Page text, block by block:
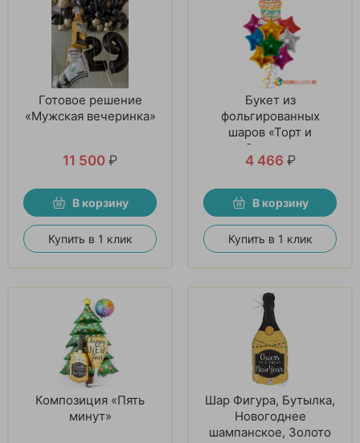
Готовое решение
«Мужская вечеринка»
11 500 ₽
В корзину
Купить в 1 клик
Букет из
фольгированных
шаров «Торт и
Звезды»
4 466 ₽
В корзину
Купить в 1 клик
Композиция «Пять
минут»
Шар Фигура, Бутылка,
Новогоднее
шампанское, Золото